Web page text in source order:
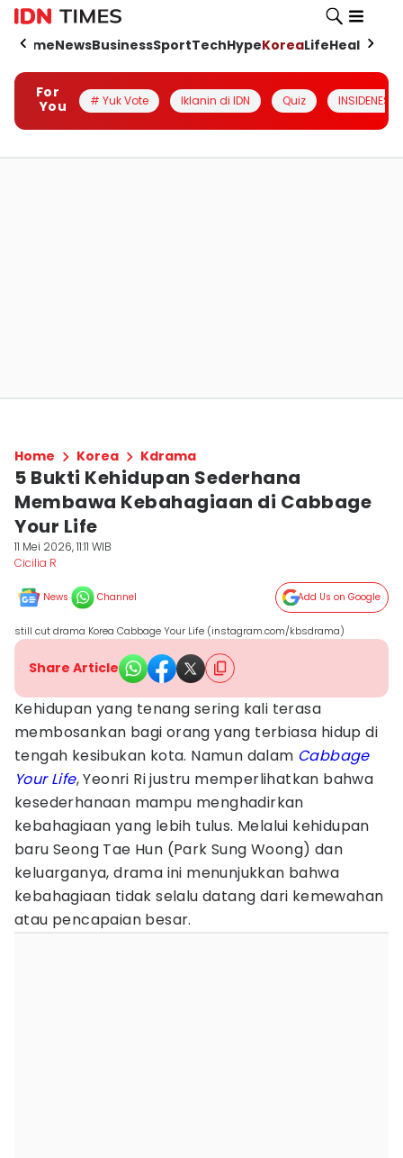
HomeNewsBusinessSportTechHypeKoreaLifeHealth
For
You
# Yuk Vote Iklanin di IDN Quiz INSIDENESIA
Home Korea Kdrama
5 Bukti Kehidupan Sederhana
Membawa Kebahagiaan di Cabbage
Your Life
11 Mei 2026, 11:11 WIB
Cicilia R
News Channel Add Us on Google
still cut drama Korea Cabbage Your Life (instagram.com/kbsdrama)
Share Article
Kehidupan yang tenang sering kali terasa
membosankan bagi orang yang terbiasa hidup di
tengah kesibukan kota. Namun dalam Cabbage
Your Life, Yeonri Ri justru memperlihatkan bahwa
kesederhanaan mampu menghadirkan
kebahagiaan yang lebih tulus. Melalui kehidupan
baru Seong Tae Hun (Park Sung Woong) dan
keluarganya, drama ini menunjukkan bahwa
kebahagiaan tidak selalu datang dari kemewahan
atau pencapaian besar.